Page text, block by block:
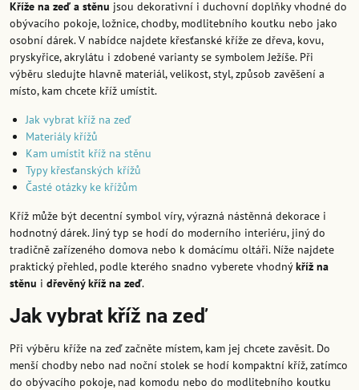
Kříže na zeď a stěnu jsou dekorativní i duchovní doplňky vhodné do
obývacího pokoje, ložnice, chodby, modlitebního koutku nebo jako
osobní dárek. V nabídce najdete křesťanské kříže ze dřeva, kovu,
pryskyřice, akrylátu i zdobené varianty se symbolem Ježíše. Při
výběru sledujte hlavně materiál, velikost, styl, způsob zavěšení a
místo, kam chcete kříž umístit.
Jak vybrat kříž na zeď
Materiály křížů
Kam umístit kříž na stěnu
Typy křesťanských křížů
Časté otázky ke křížům
Kříž může být decentní symbol víry, výrazná nástěnná dekorace i
hodnotný dárek. Jiný typ se hodí do moderního interiéru, jiný do
tradičně zařízeného domova nebo k domácímu oltáři. Níže najdete
praktický přehled, podle kterého snadno vyberete vhodnýkříž na
stěnu i dřevěný kříž na zeď.
Jak vybrat kříž na zeď
Při výběru kříže na zeď začněte místem, kam jej chcete zavěsit. Do
menší chodby nebo nad noční stolek se hodí kompaktní kříž, zatímco
do obývacího pokoje, nad komodu nebo do modlitebního koutku